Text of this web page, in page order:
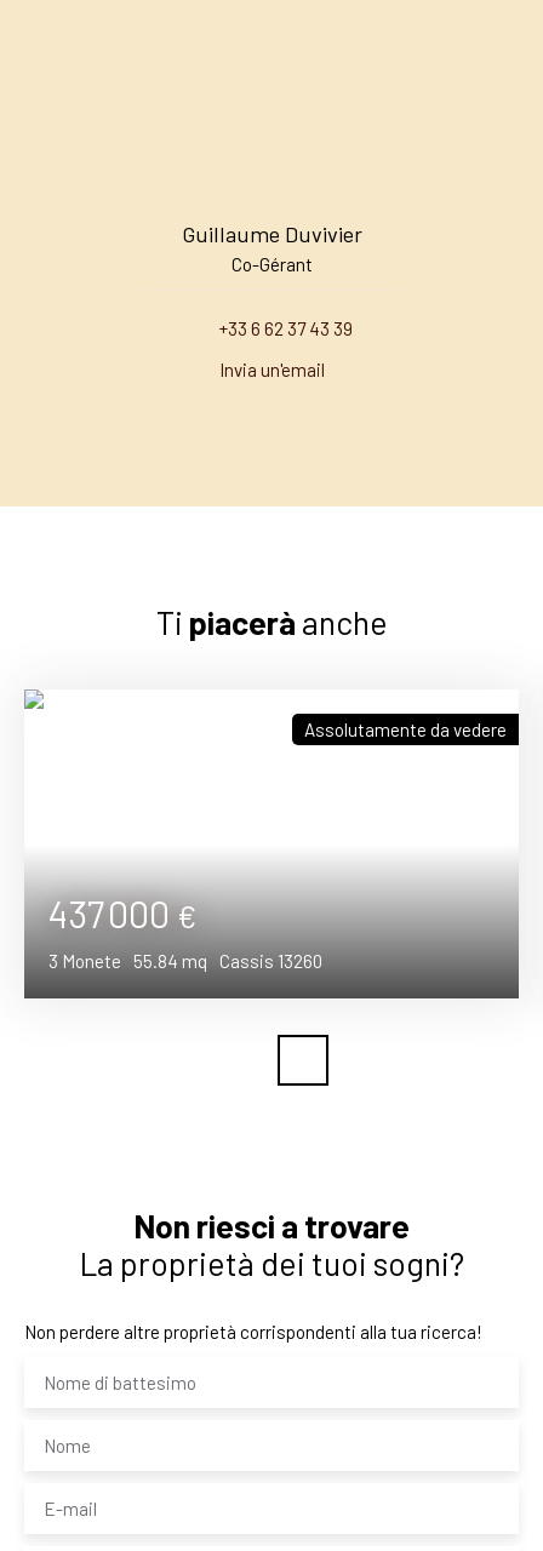
Guillaume Duvivier
Co-Gérant
+33 6 62 37 43 39
Invia un'email
Ti piacerà anche
437 000€
3 Monete 55.84 mq Cassis 13260
Assolutamente da vedere
Non riesci a trovare
La proprietà dei tuoi sogni?
Non perdere altre proprietà corrispondenti alla tua ricerca!
Nome di battesimo
Nome
E-mail